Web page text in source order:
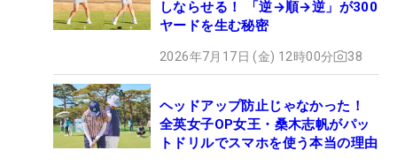
しならせる！ 「逆→順→逆」が300
ヤードを生む秘密
2026年7月17日 (金) 12時00分 38
ヘッドアップ防止じゃなかった！
全英女子OP女王・桑木志帆がパッ
トドリルでスマホを使う本当の理由